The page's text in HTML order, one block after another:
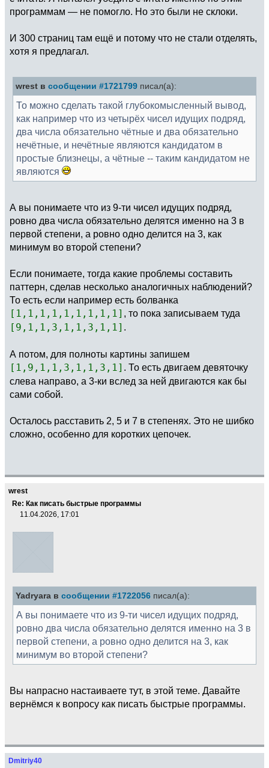
программам — не помогло. Но это были не склоки.
И 300 страниц там ещё и потому что не стали отделять,
хотя я предлагал.
wrest в сообщении #1721799 писал(а):
То можно сделать такой глубокомысленный вывод,
как например что из четырёх чисел идущих подряд,
два числа обязательно чётные и два обязательно
нечётные, и нечётные являются кандидатом в
простые близнецы, а чётные -- таким кандидатом не
являются
А вы понимаете что из 9-ти чисел идущих подряд,
ровно два числа обязательно делятся именно на 3 в
первой степени, а ровно одно делится на 3, как
минимум во второй степени?
Если понимаете, тогда какие проблемы составить
паттерн, сделав несколько аналогичных наблюдений?
То есть если например есть болванка
[1,1,1,1,1,1,1,1,1] , то пока записываем туда
[9,1,1,3,1,1,3,1,1] .
А потом, для полноты картины запишем
[1,9,1,1,3,1,1,3,1] . То есть двигаем девяточку
слева направо, а 3-ки вслед за ней двигаются как бы
сами собой.
Осталось расставить 2, 5 и 7 в степенях. Это не шибко
сложно, особенно для коротких цепочек.
wrest
Re: Как писать быстрые программы
11.04.2026, 17:01
Yadryara в сообщении #1722056 писал(а):
А вы понимаете что из 9-ти чисел идущих подряд,
ровно два числа обязательно делятся именно на 3 в
первой степени, а ровно одно делится на 3, как
минимум во второй степени?
Вы напрасно настаиваете тут, в этой теме. Давайте
вернёмся к вопросу как писать быстрые программы.
Dmitriy40